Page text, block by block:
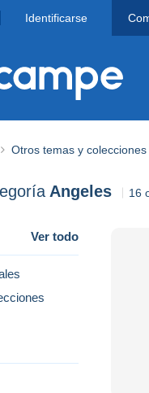
Identificarse
Otros temas y colecciones
Angeles 16
Ver todo